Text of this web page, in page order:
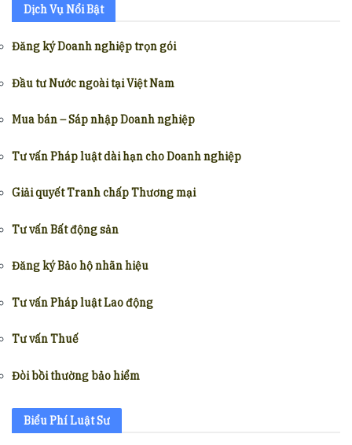
Dịch Vụ Nổi Bật
Đăng ký Doanh nghiệp trọn gói
Đầu tư Nước ngoài tại Việt Nam
Mua bán – Sáp nhập Doanh nghiệp
Tư vấn Pháp luật dài hạn cho Doanh nghiệp
Giải quyết Tranh chấp Thương mại
Tư vấn Bất động sản
Đăng ký Bảo hộ nhãn hiệu
Tư vấn Pháp luật Lao động
Tư vấn Thuế
Đòi bồi thường bảo hiểm
Biểu Phí Luật Sư